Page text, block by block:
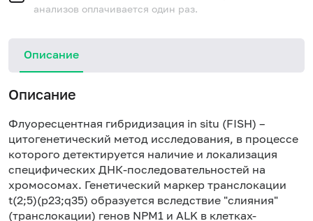
анализов оплачивается один раз.
Описание
Описание
Флуоресцентная гибридизация in situ (FISH) –
цитогенетический метод исследования, в процессе
которого детектируется наличие и локализация
специфических ДНК-последовательностей на
хромосомах. Генетический маркер транслокации
t(2;5)(p23;q35) образуется вследствие "слияния"
(транслокации) генов NPM1 и ALK в клетках-